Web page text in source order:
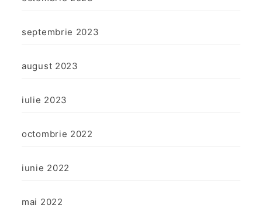
septembrie 2023
august 2023
iulie 2023
octombrie 2022
iunie 2022
mai 2022